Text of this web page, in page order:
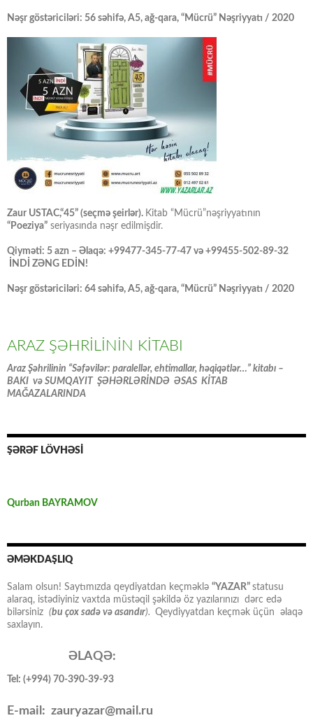
Nəşr göstəriciləri: 56 səhifə, A5, ağ-qara, “Mücrü” Nəşriyyatı / 2020
Zaur USTAC,“45” (seçmə şeirlər). Kitab “Mücrü”nəşriyyatının
“Poeziya” seriyasında nəşr edilmişdir.
Qiyməti: 5 azn – Əlaqə: +99477-345-77-47 və +99455-502-89-32
İNDİ ZƏNG EDİN!
Nəşr göstəriciləri: 64 səhifə, A5, ağ-qara, “Mücrü” Nəşriyyatı / 2020
ARAZ ŞƏHRİLİNİN KİTABI
Araz Şəhrilinin “Səfəvilər: paralellər, ehtimallar, həqiqətlər…” kitabı –
BAKI və SUMQAYIT ŞƏHƏRLƏRİNDƏ ƏSAS KİTAB
MAĞAZALARINDA
ŞƏRƏF LÖVHƏSİ
Qurban BAYRAMOV
ƏMƏKDAŞLIQ
Salam olsun! Saytımızda qeydiyatdan keçməklə “YAZAR” statusu
alaraq, istədiyiniz vaxtda müstəqil şəkildə öz yazılarınızı dərc edə
bilərsiniz (bu çox sadə və asandır). Qeydiyyatdan keçmək üçün əlaqə
saxlayın.
ƏLAQƏ:
Tel: (+994) 70-390-39-93
E-mail: zauryazar@mail.ru